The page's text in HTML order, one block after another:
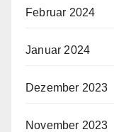
Februar 2024
Januar 2024
Dezember 2023
November 2023